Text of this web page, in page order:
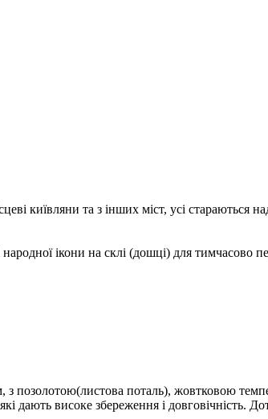
київляни та з інших міст, усі стараються
ікони на склі (дошці) для тимчасово
з позолотою(листова поталь), жовтковою
дають високе збереження і довговічність.